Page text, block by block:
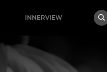
INNERVIEW